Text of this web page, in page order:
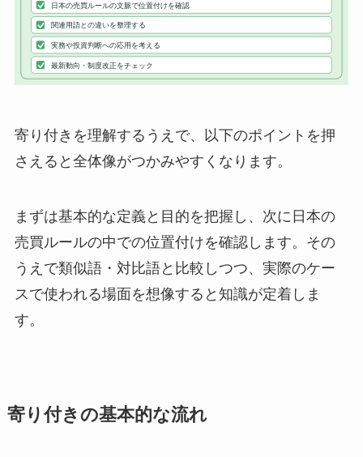
寄り付きを理解するうえで、以下のポイントを押
さえると全体像がつかみやすくなります。
まずは基本的な定義と目的を把握し、次に日本の
売買ルールの中での位置付けを確認します。その
うえで類似語・対比語と比較しつつ、実際のケー
スで使われる場面を想像すると知識が定着しま
す。
寄り付きの基本的な流れ